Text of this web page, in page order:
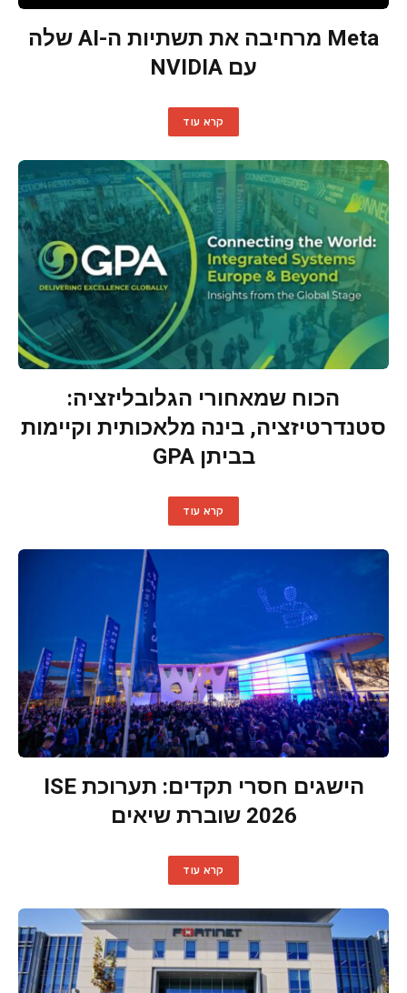
Meta מרחיבה את תשתיות ה-AI שלה
עם NVIDIA
קרא עוד
הכוח שמאחורי הגלובליזציה:
סטנדרטיזציה, בינה מלאכותית וקיימות
בביתן GPA
קרא עוד
הישגים חסרי תקדים: תערוכת ISE
2026 שוברת שיאים
קרא עוד